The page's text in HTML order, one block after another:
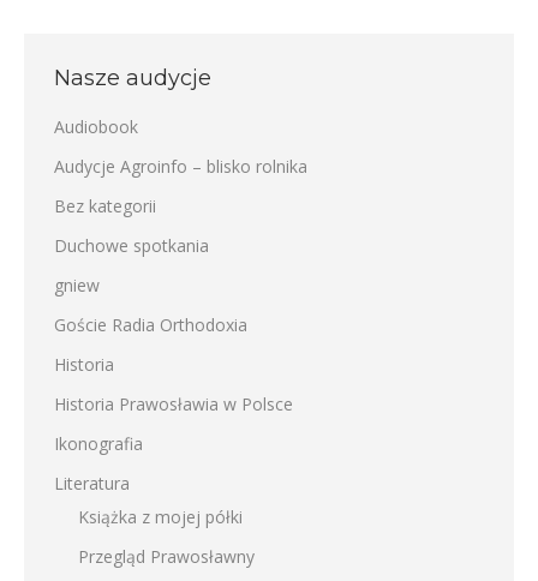
Nasze audycje
Audiobook
Audycje Agroinfo – blisko rolnika
Bez kategorii
Duchowe spotkania
gniew
Goście Radia Orthodoxia
Historia
Historia Prawosławia w Polsce
Ikonografia
Literatura
Książka z mojej półki
Przegląd Prawosławny